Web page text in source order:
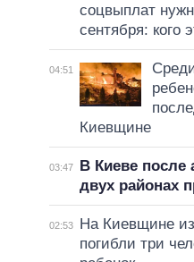
соцвыплат
сентября: кого
04:51
Киевщине
03:47
В Киеве после
двух районах
02:53
На Киевщине
погибли три